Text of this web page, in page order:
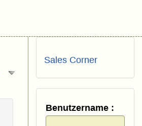
Sales Corner
Benutzername :